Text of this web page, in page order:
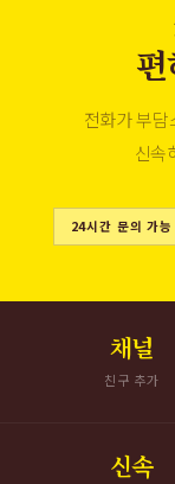
전화가 부
신속
24시간 문의 가능
채널
친구 추가
신속